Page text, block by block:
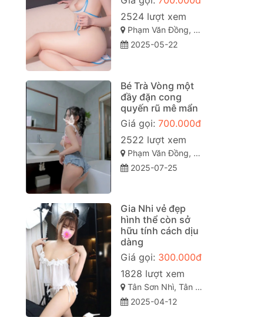
2524 lượt xem
Phạm Văn Đồng, Vỹ Dạ, Huế, Thừa Thiên Huế
2025-05-22
Bé Trà Vòng một
đầy đặn cong
quyến rũ mê mẩn
Giá gọi: 700.000đ
2522 lượt xem
Phạm Văn Đồng, Vỹ Dạ, TP Huế
2025-07-25
Gia Nhi vẻ đẹp
hình thể còn sở
hữu tính cách dịu
dàng
Giá gọi: 300.000đ
1828 lượt xem
Tân Sơn Nhì, Tân Phú, Thành phố Hồ Chí Minh
2025-04-12